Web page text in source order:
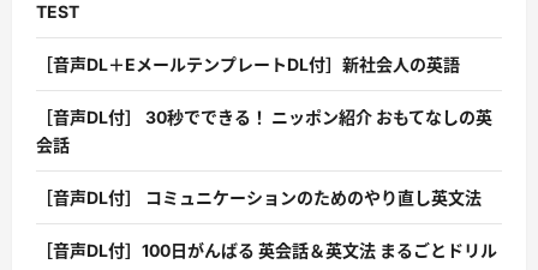
TEST
［音声DL＋EメールテンプレートDL付］新社会人の英語
［音声DL付］ 30秒でできる！ ニッポン紹介 おもてなしの英
会話
［音声DL付］ コミュニケーションのためのやり直し英文法
［音声DL付］100日がんばる 英会話＆英文法 まるごとドリル